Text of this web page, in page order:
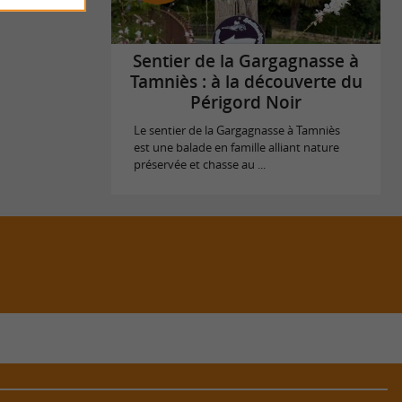
Sentier de la Gargagnasse à
Tamniès : à la découverte du
Périgord Noir
Le sentier de la Gargagnasse à Tamniès
est une balade en famille alliant nature
préservée et chasse au ...